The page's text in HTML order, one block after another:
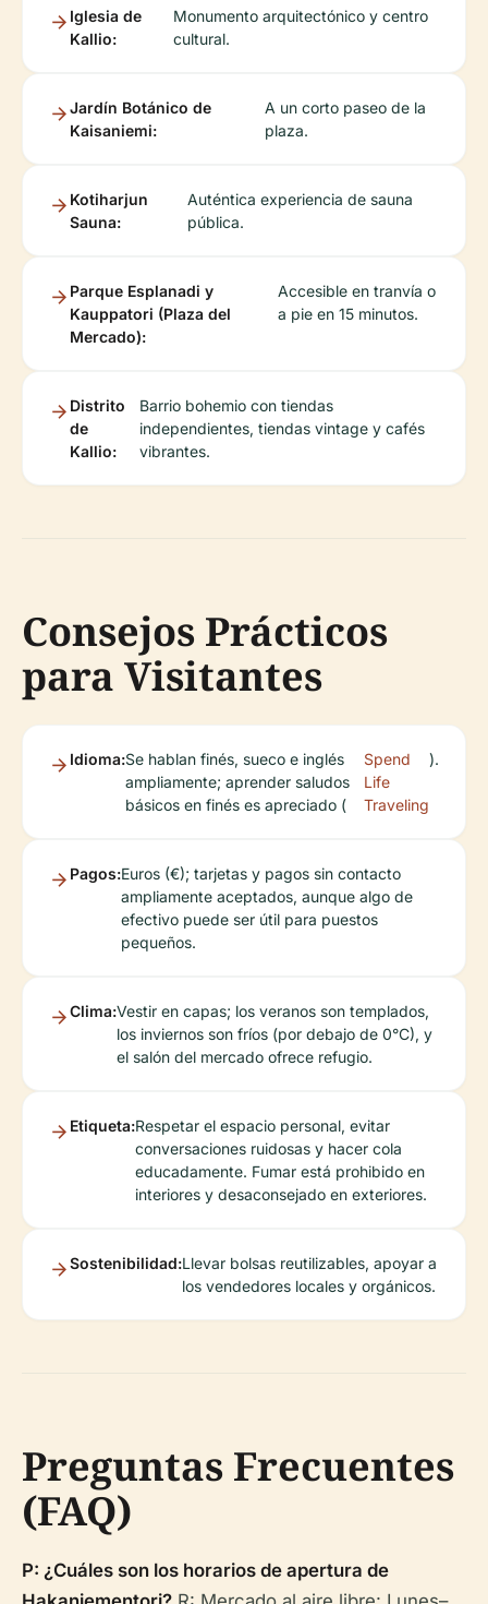
Iglesia de
Kallio:
Monumento arquitectónico y centro
cultural.
Jardín Botánico de
Kaisaniemi:
A un corto paseo de la
plaza.
Kotiharjun
Sauna:
Auténtica experiencia de sauna
pública.
Parque Esplanadi y
Kauppatori (Plaza del
Mercado):
Accesible en tranvía o
a pie en 15 minutos.
Distrito
de
Kallio:
Barrio bohemio con tiendas
independientes, tiendas vintage y cafés
vibrantes.
Consejos Prácticos
para Visitantes
Idioma:Se hablan finés, sueco e inglés
ampliamente; aprender saludos
básicos en finés es apreciado (
Spend
Life
Traveling
).
Pagos:Euros (€); tarjetas y pagos sin contacto
ampliamente aceptados, aunque algo de
efectivo puede ser útil para puestos
pequeños.
Clima:Vestir en capas; los veranos son templados,
los inviernos son fríos (por debajo de 0°C), y
el salón del mercado ofrece refugio.
Etiqueta:Respetar el espacio personal, evitar
conversaciones ruidosas y hacer cola
educadamente. Fumar está prohibido en
interiores y desaconsejado en exteriores.
Sostenibilidad:Llevar bolsas reutilizables, apoyar a
los vendedores locales y orgánicos.
Preguntas Frecuentes
(FAQ)
P: ¿Cuáles son los horarios de apertura de